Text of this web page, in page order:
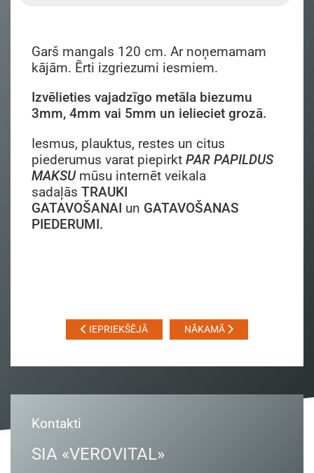
Garš mangals 120 cm. Ar noņemamam
kājām. Ērti izgriezumi iesmiem.
Izvēlieties vajadzīgo metāla biezumu
3mm, 4mm vai 5mm un ielieciet grozā.
Iesmus, plauktus, restes un citus
piederumus varat piepirkt PAR PAPILDUS
MAKSUmūsu internēt veikala
sadaļās TRAUKI
GATAVOŠANAI un GATAVOŠANAS
PIEDERUMI.
IEPRIEKŠĒJĀ NĀKAMĀ
Kontakti
SIA «VEROVITAL»